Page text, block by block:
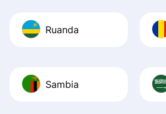
Ruanda
Sambia